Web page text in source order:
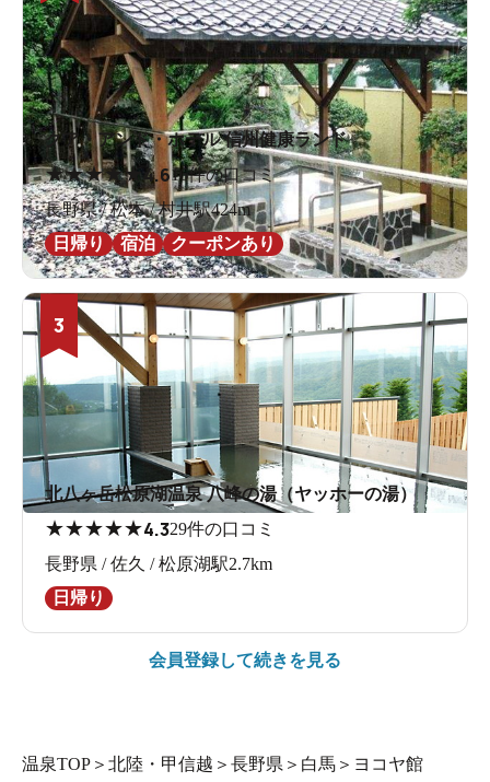
クア・アンド・ホテル 信州健康ランド
★★★★★4.616件の口コミ
長野県 / 松本 / 村井駅424m
日帰り
宿泊 クーポンあり
3
北八ヶ岳松原湖温泉 八峰の湯（ヤッホーの湯）
★★★★★4.329件の口コミ
長野県 / 佐久 / 松原湖駅2.7km
日帰り
会員登録して続きを見る
温泉TOP ＞ 北陸・甲信越 ＞ 長野県 ＞ 白馬 ＞ ヨコヤ館